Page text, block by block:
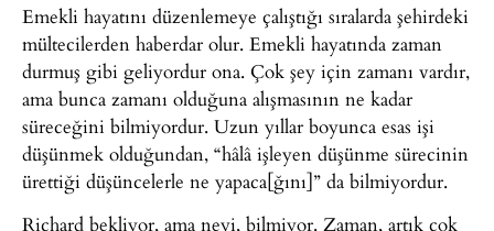
Emekli hayatını düzenlemeye çalıştığı sıralarda şehirdeki
mültecilerden haberdar olur. Emekli hayatında zaman
durmuş gibi geliyordur ona. Çok şey için zamanı vardır,
ama bunca zamanı olduğuna alışmasının ne kadar
süreceğini bilmiyordur. Uzun yıllar boyunca esas işi
düşünmek olduğundan, “hâlâ işleyen düşünme sürecinin
ürettiği düşüncelerle ne yapaca[ğını]” da bilmiyordur.
Richard bekliyor, ama neyi, bilmiyor. Zaman, artık çok